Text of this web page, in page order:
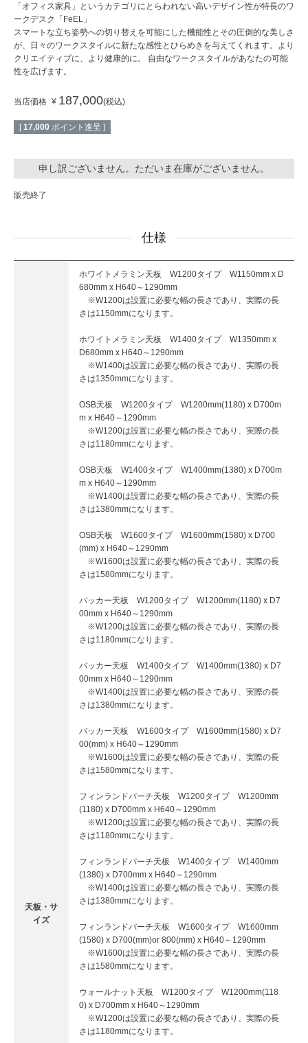
「オフィス家具」というカテゴリにとらわれない高いデザイン性が特長のワ
ークデスク「FeEL」
スマートな立ち姿勢への切り替えを可能にした機能性とその圧倒的な美しさ
が、日々のワークスタイルに新たな感性とひらめきを与えてくれます。より
クリエイティブに、より健康的に。 自由なワークスタイルがあなたの可能
性を広げます。
当店価格 ¥ 187,000 税込
[ 17,000 ポイント進呈 ]
申し訳ございません。ただいま在庫がございません。
販売終了
仕様
天板・サ
イズ
ホワイトメラミン天板 W1200タイプ W1150mm x D
680mm x H640～1290mm
※W1200は設置に必要な幅の長さであり、実際の長
さは1150mmになります。
ホワイトメラミン天板 W1400タイプ W1350mm x
D680mm x H640～1290mm
※W1400は設置に必要な幅の長さであり、実際の長
さは1350mmになります。
OSB天板 W1200タイプ W1200mm(1180) x D700m
m x H640～1290mm
※W1200は設置に必要な幅の長さであり、実際の長
さは1180mmになります。
OSB天板 W1400タイプ W1400mm(1380) x D700m
m x H640～1290mm
※W1400は設置に必要な幅の長さであり、実際の長
さは1380mmになります。
OSB天板 W1600タイプ W1600mm(1580) x D700
(mm) x H640～1290mm
※W1600は設置に必要な幅の長さであり、実際の長
さは1580mmになります。
バッカー天板 W1200タイプ W1200mm(1180) x D7
00mm x H640～1290mm
※W1200は設置に必要な幅の長さであり、実際の長
さは1180mmになります。
バッカー天板 W1400タイプ W1400mm(1380) x D7
00mm x H640～1290mm
※W1400は設置に必要な幅の長さであり、実際の長
さは1380mmになります。
バッカー天板 W1600タイプ W1600mm(1580) x D7
00(mm) x H640～1290mm
※W1600は設置に必要な幅の長さであり、実際の長
さは1580mmになります。
フィンランドバーチ天板 W1200タイプ W1200mm
(1180) x D700mm x H640～1290mm
※W1200は設置に必要な幅の長さであり、実際の長
さは1180mmになります。
フィンランドバーチ天板 W1400タイプ W1400mm
(1380) x D700mm x H640～1290mm
※W1400は設置に必要な幅の長さであり、実際の長
さは1380mmになります。
フィンランドバーチ天板 W1600タイプ W1600mm
(1580) x D700(mm)or 800(mm) x H640～1290mm
※W1600は設置に必要な幅の長さであり、実際の長
さは1580mmになります。
ウォールナット天板 W1200タイプ W1200mm(118
0) x D700mm x H640～1290mm
※W1200は設置に必要な幅の長さであり、実際の長
さは1180mmになります。